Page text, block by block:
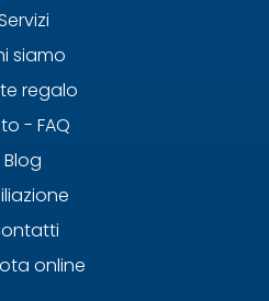
siamo
regalo
- FAQ
Blog
online